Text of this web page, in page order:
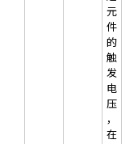
元
件
的
触
发
电
压
，
在